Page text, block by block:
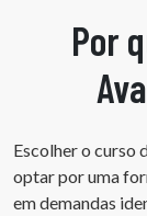
Por
Escolher o curso
optar por uma
em demandas